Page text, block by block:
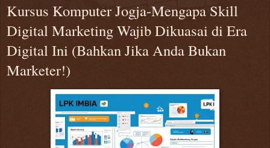
Kursus Komputer Jogja-Mengapa Skill
Digital Marketing Wajib Dikuasai di Era
Digital Ini (Bahkan Jika Anda Bukan
Marketer!)